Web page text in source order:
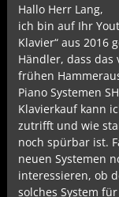
Hallo Herr Lang,
ich bin auf Ihr
Klavier“ aus 2016
Händler, dass
frühen
Piano Systemen
Klavierkauf kann
zutrifft und wie
noch spürbar ist.
neuen Systemen
interessieren, ob
solches System